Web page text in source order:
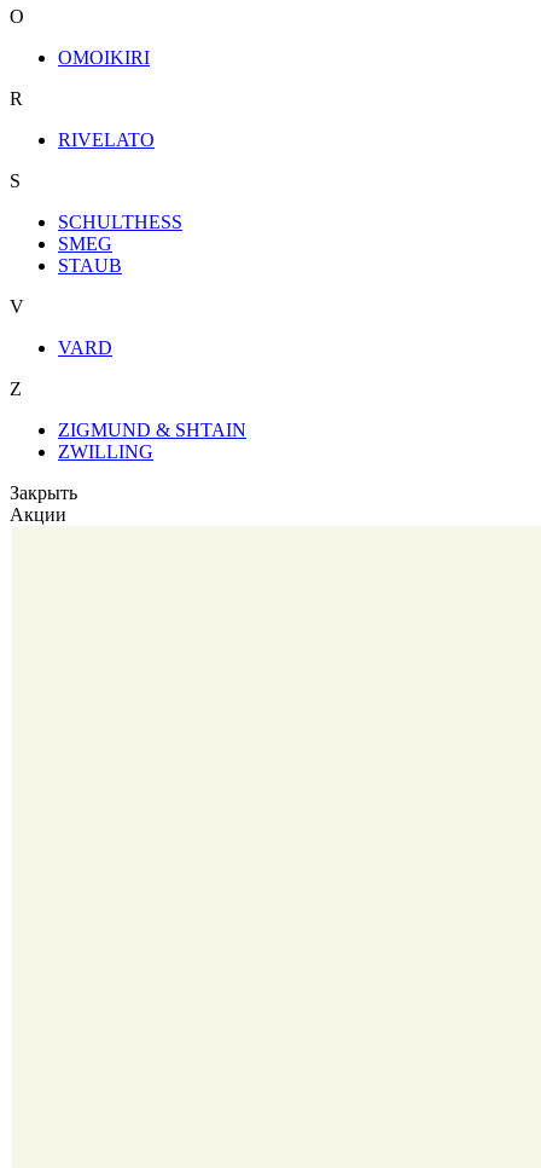
O
OMOIKIRI
R
RIVELATO
S
SCHULTHESS
SMEG
STAUB
V
VARD
Z
ZIGMUND & SHTAIN
ZWILLING
Закрыть
Акции